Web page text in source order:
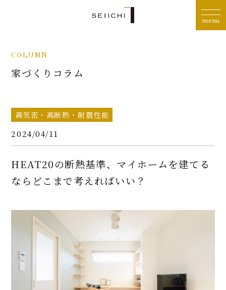
COLUMN
家づくりコラム
高気密・高断熱・耐震性能
2024/04/11
HEAT20の断熱基準、マイホームを建てる
ならどこまで考えればいい？